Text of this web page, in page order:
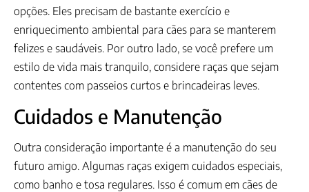
opções. Eles precisam de bastante exercício e
enriquecimento ambiental para cães para se manterem
felizes e saudáveis. Por outro lado, se você prefere um
estilo de vida mais tranquilo, considere raças que sejam
contentes com passeios curtos e brincadeiras leves.
Cuidados e Manutenção
Outra consideração importante é a manutenção do seu
futuro amigo. Algumas raças exigem cuidados especiais,
como banho e tosa regulares. Isso é comum em cães de